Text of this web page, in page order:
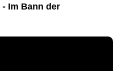
Im Bann der